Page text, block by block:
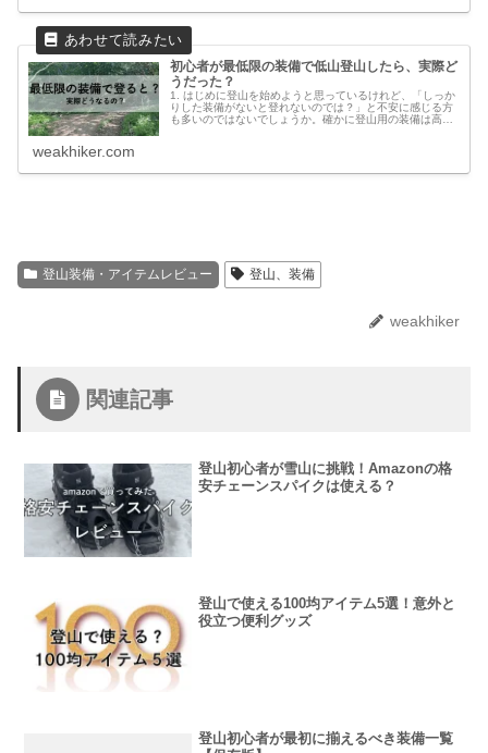
初心者が最低限の装備で低山登山したら、実際ど
うだった？
1. はじめに登山を始めようと思っているけれど、「しっか
りした装備がないと登れないのでは？」と不安に感じる方
も多いのではないでしょうか。確かに登山用の装備は高価
weakhiker.com
登山装備・アイテムレビュー 登山、装備
weakhiker
関連記事
登山初心者が雪山に挑戦！Amazonの格
安チェーンスパイクは使える？
登山で使える100均アイテム5選！意外と
役立つ便利グッズ
登山初心者が最初に揃えるべき装備一覧